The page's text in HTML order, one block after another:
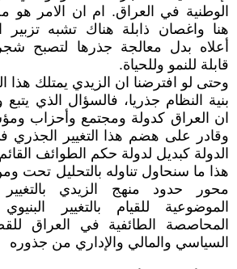
الوطنية في العراق. ام ان الامر
هنا واغصان ذابلة هناك تشبه تزبير
أعلاه بدل معالجة جذرها لتصبح
قابلة للنمو وللحياة.
وحتى لو افترضنا ان الزيدي يمتلك هذا
بنية النظام جذريا، فالسؤال الذي
ان العراق كدولة ومجتمع وأحزاب
وقادر على هضم هذا التغيير الجذري
الدولة كبديل لدولة حكم الطوائف
هذا ما سنحاول تناوله بالتحليل تحت
محور حدود منهج الزيدي بالتغيير
الموضوعية للقيام بالتغيير
المحاصصة الطائفية في العراق
السياسي والمالي والإداري من جذوره